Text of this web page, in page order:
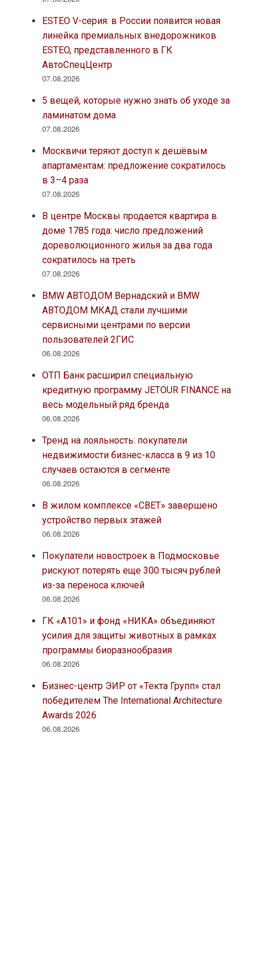
ESTEO V-серия: в России появится новая
линейка премиальных внедорожников
ESTEO, представленного в ГК
АвтоСпецЦентр
07.08.2026
5 вещей, которые нужно знать об уходе за
ламинатом дома
07.08.2026
Москвичи теряют доступ к дешёвым
апартаментам: предложение сократилось
в 3–4 раза
07.08.2026
В центре Москвы продается квартира в
доме 1785 года: число предложений
дореволюционного жилья за два года
сократилось на треть
07.08.2026
BMW АВТОДОМ Вернадский и BMW
АВТОДОМ МКАД стали лучшими
сервисными центрами по версии
пользователей 2ГИС
06.08.2026
ОТП Банк расширил специальную
кредитную программу JETOUR FINANCE на
весь модельный ряд бренда
06.08.2026
Тренд на лояльность: покупатели
недвижимости бизнес-класса в 9 из 10
случаев остаются в сегменте
06.08.2026
В жилом комплексе «СВЕТ» завершено
устройство первых этажей
06.08.2026
Покупатели новостроек в Подмосковье
рискуют потерять еще 300 тысяч рублей
из-за переноса ключей
06.08.2026
ГК «А101» и фонд «НИКА» объединяют
усилия для защиты животных в рамках
программы биоразнообразия
06.08.2026
Бизнес-центр ЭИР от «Текта Групп» стал
победителем The International Architecture
Awards 2026
06.08.2026